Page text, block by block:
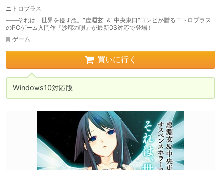
ニトロプラス
――それは、世界を侵す恋。"虚淵玄"＆"中央東口"コンビが贈るニトロプラス
のPCゲーム入門作『沙耶の唄』が最新OS対応で登場！
ゲーム
買いに行く
Windows10対応版